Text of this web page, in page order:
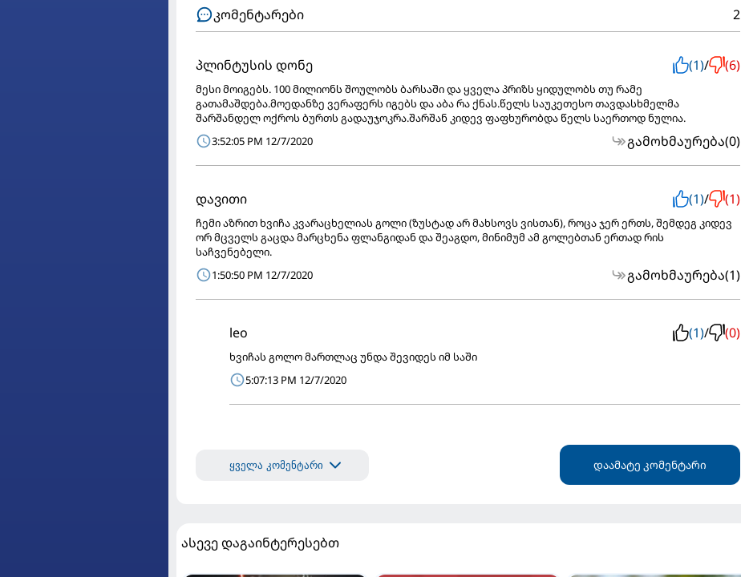
კომენტარები 2
პლინტუსის დონე (1)/ (6)
მესი მოიგებს. 100 მილიონს შოულობს ბარსაში და ყველა პრიზს ყიდულობს თუ რამე
გათამაშდება.მოედანზე ვერაფერს იგებს და აბა რა ქნას.წელს საუკეთესო თავდასხმელმა
შარშანდელ ოქროს ბურთს გადაუჯოკრა.შარშან კიდევ ფაფხურობდა წელს საერთოდ ნულია.
3:52:05 PM 12/7/2020
გამოხმაურება(0)
დავითი (1)/ (1)
ჩემი აზრით ხვიჩა კვარაცხელიას გოლი (ზუსტად არ მახსოვს ვისთან), როცა ჯერ ერთს, შემდეგ კიდევ
ორ მცველს გაცდა მარცხენა ფლანგიდან და შეაგდო, მინიმუმ ამ გოლებთან ერთად რის
საჩვენებელი.
1:50:50 PM 12/7/2020
გამოხმაურება(1)
leo (1)/ (0)
ხვიჩას გოლო მართლაც უნდა შევიდეს იმ საში
5:07:13 PM 12/7/2020
ყველა კომენტარი დაამატე კომენტარი
ასევე დაგაინტერესებთ